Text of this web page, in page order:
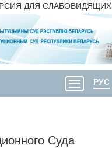
ДЛЯ СЛАБОВИДЯЩИХ.
РУС
Суда